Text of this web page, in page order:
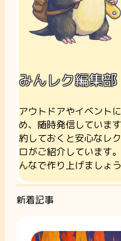
みんレク編集部
アウトドアやイベント
め、随時発信していま
約しておくと安心なレ
ロがご紹介しています
んなで作り上げましょう
新着記事